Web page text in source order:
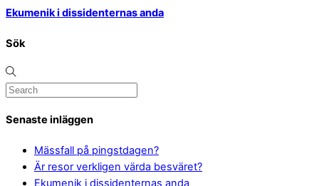
Ekumenik i dissidenternas anda
Sök
Senaste inläggen
Mässfall på pingstdagen?
Är resor verkligen värda besväret?
Ekumenik i dissidenternas anda